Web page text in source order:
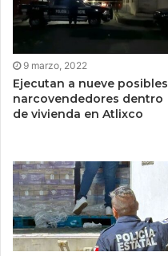
9 marzo, 2022
Ejecutan a nueve posibles
narcovendedores dentro
de vivienda en Atlixco